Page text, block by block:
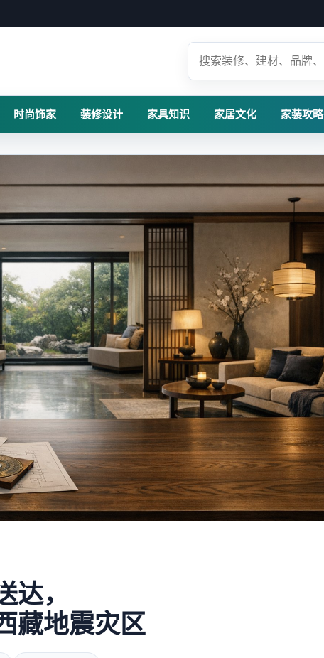
时尚饰家 装修设计 家具知识 家居文化 家装攻略
，
藏地震灾区